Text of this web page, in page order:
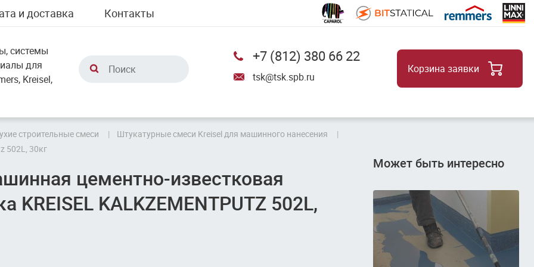
и доставка Контакты
системы
для
Kreisel,
+7 (812) 380 66 22
tsk@tsk.spb.ru
Корзина заявки
строительные смеси
Штукатурные смеси Kreisel для машинного нанесения
502L, 30кг
цементно-известковая
KREISEL KALKZEMENTPUTZ 502L,
Может быть интересно